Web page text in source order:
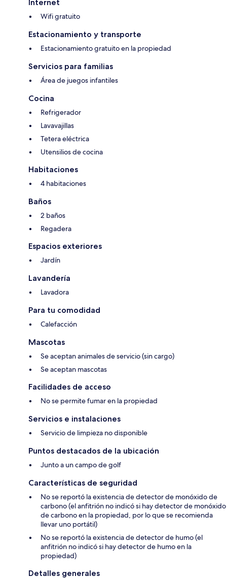
Internet
Wifi gratuito
Estacionamiento y transporte
Estacionamiento gratuito en la propiedad
Servicios para familias
Área de juegos infantiles
Cocina
Refrigerador
Lavavajillas
Tetera eléctrica
Utensilios de cocina
Habitaciones
4 habitaciones
Baños
2 baños
Regadera
Espacios exteriores
Jardín
Lavandería
Lavadora
Para tu comodidad
Calefacción
Mascotas
Se aceptan animales de servicio (sin cargo)
Se aceptan mascotas
Facilidades de acceso
No se permite fumar en la propiedad
Servicios e instalaciones
Servicio de limpieza no disponible
Puntos destacados de la ubicación
Junto a un campo de golf
Características de seguridad
No se reportó la existencia de detector de monóxido de
carbono (el anfitrión no indicó si hay detector de monóxido
de carbono en la propiedad, por lo que se recomienda
llevar uno portátil)
No se reportó la existencia de detector de humo (el
anfitrión no indicó si hay detector de humo en la
propiedad)
Detalles generales